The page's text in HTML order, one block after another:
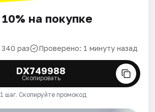
на покупке
раз Проверено: 1 минуту назад
DX749988
Скопировать
1 шаг. Скопируйте промокод